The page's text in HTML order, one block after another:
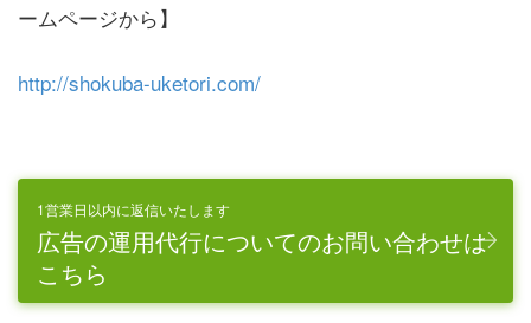
ームページから】
http://shokuba-uketori.com/
1営業日以内に返信いたします
広告の運用代行についてのお問い合わせは
こちら